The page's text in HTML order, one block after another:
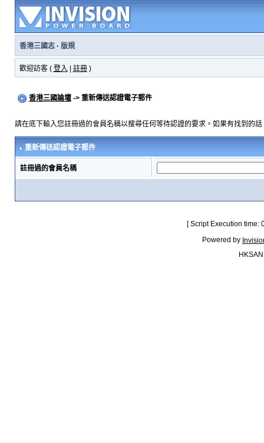
香港三國志· 版規
歡迎訪客 ( 登入 註冊)
香港三國論壇-> 重新傳送認證電子郵件
請在底下輸入您註冊過的會員名稱以搜尋任何等待認證的要求。如果有找到的
重新傳送認證電子郵件
註冊過的會員名稱
[ Script Execution
Powered by